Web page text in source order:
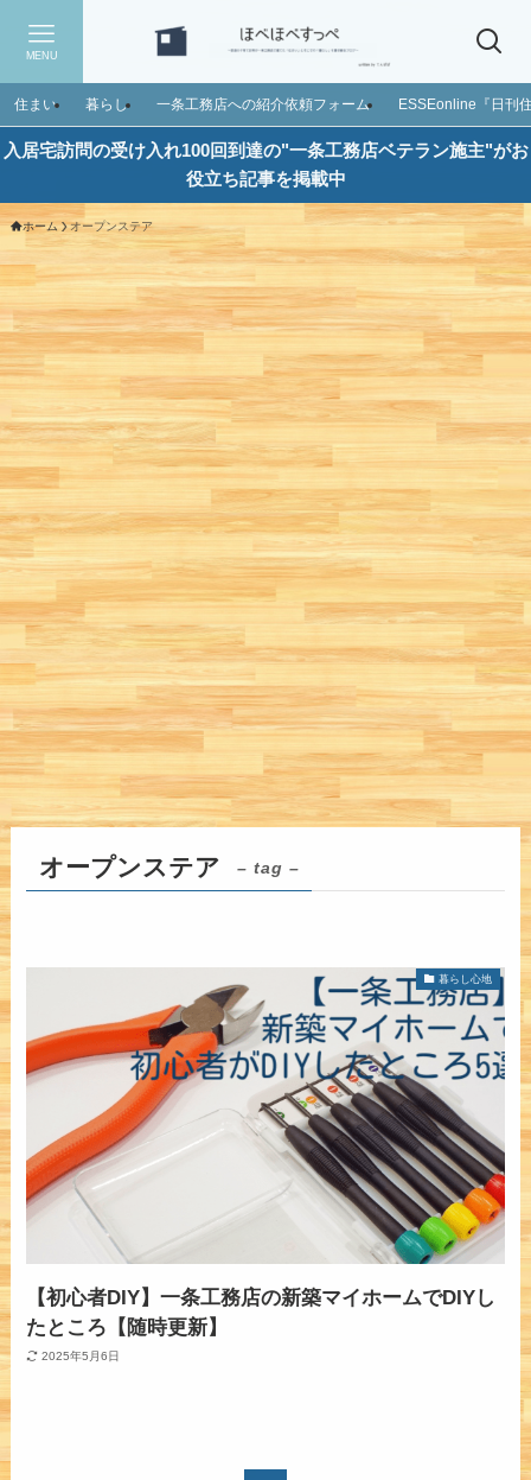
MENU
住まい 暮らし 一条工務店への紹介依頼フォーム ESSEonline『日刊
入居宅訪問の受け入れ100回到達の"一条工務店ベテラン施主"がお
役立ち記事を掲載中
ホーム オープンステア
オープンステア – tag –
暮らし心地
【初心者DIY】一条工務店の新築マイホームでDIYし
たところ【随時更新】
2025年5月6日